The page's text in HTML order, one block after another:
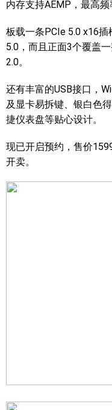
内存支持AEMP，最高频
板载一条PCIe 5.0 x16
5.0，而且正面3个覆盖
2.0。
还有丰富的USB接口，
及显卡易拆键、银白色
捷仪表盘等贴心设计。
现已开启预约，售价
开卖。